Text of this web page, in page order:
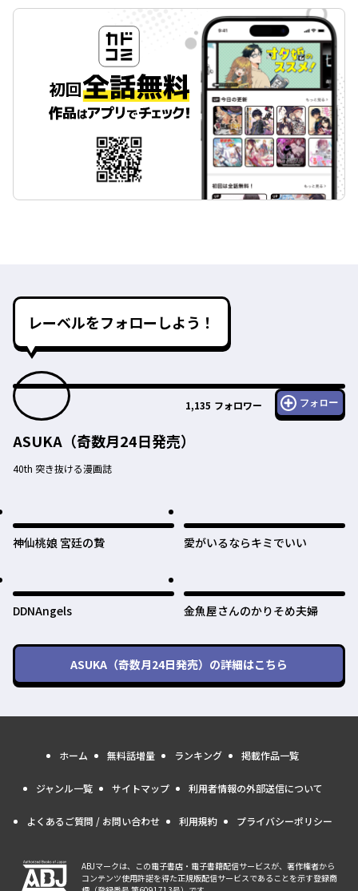
レーベルをフォローしよう！
1,135 フォロワー フォロー
ASUKA（奇数月24日発売）
40th 突き抜ける漫画誌
神仙桃娘 宮廷の贄 愛がいるならキミでいい
DDNAngels 金魚屋さんのかりそめ夫婦
ASUKA（奇数月24日発売） の詳細はこちら
ホーム 無料話増量 ランキング 掲載作品一覧
ジャンル一覧 サイトマップ 利用者情報の外部送信について
よくあるご質問 / お問い合わせ 利用規約 プライバシーポリシー
ABJマークは、この電子書店・電子書籍配信サービスが、著作権者から
コンテンツ使用許諾を得た正規版配信サービスであることを示す登録商